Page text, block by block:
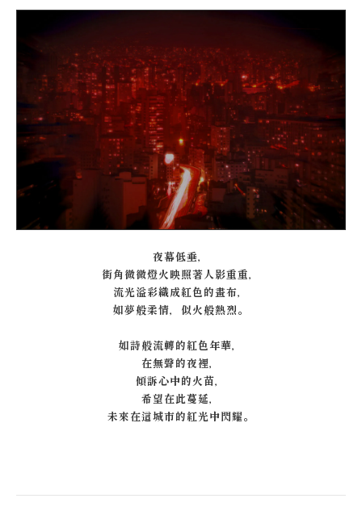
夜幕低垂，
街角微微燈火映照著人影重重，
流光溢彩織成紅色的畫布，
如夢般柔情，似火般熱烈。
如詩般流轉的紅色年華，
在無聲的夜裡，
傾訴心中的火苗，
希望在此蔓延，
未來在這城市的紅光中閃耀。